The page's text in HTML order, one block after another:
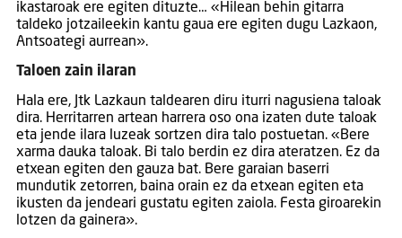
ikastaroak ere egiten dituzte… «Hilean behin gitarra
taldeko jotzaileekin kantu gaua ere egiten dugu Lazkaon,
Antsoategi aurrean».
Taloen zain ilaran
Hala ere, Jtk Lazkaun taldearen diru iturri nagusiena taloak
dira. Herritarren artean harrera oso ona izaten dute taloak
eta jende ilara luzeak sortzen dira talo postuetan. «Bere
xarma dauka taloak. Bi talo berdin ez dira ateratzen. Ez da
etxean egiten den gauza bat. Bere garaian baserri
mundutik zetorren, baina orain ez da etxean egiten eta
ikusten da jendeari gustatu egiten zaiola. Festa giroarekin
lotzen da gainera».